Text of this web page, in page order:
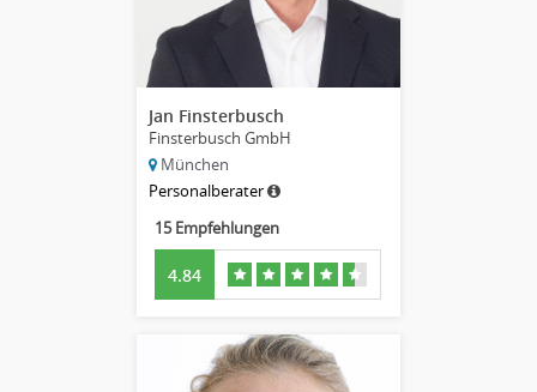
Jan Finsterbusch
Finsterbusch GmbH
München
Personalberater
15 Empfehlungen
4.84